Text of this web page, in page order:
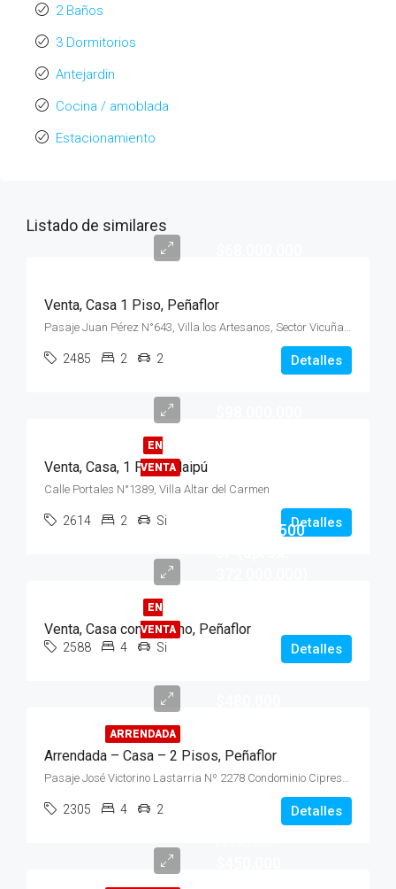
2 Baños
3 Dormitorios
Antejardin
Cocina / amoblada
Estacionamiento
Listado de similares
Venta, Casa 1 Piso, Peñaflor
Pasaje Juan Pérez N°643, Villa los Artesanos, Sector Vicuña Mackenna
2485 2 2 Detalles
EN
VENTA
Venta, Casa, 1 Piso, Maipú
Calle Portales N°1389, Villa Altar del Carmen
2614 2 Si Detalles
EN
VENTA
Venta: 9.500
Venta, Casa con Terreno, Peñaflor
2588 4 Si Detalles
ARRENDADA
Arrendada – Casa – 2 Pisos, Peñaflor
Pasaje José Victorino Lastarria Nº 2278 Condominio Cipreses
2305 4 2 Detalles